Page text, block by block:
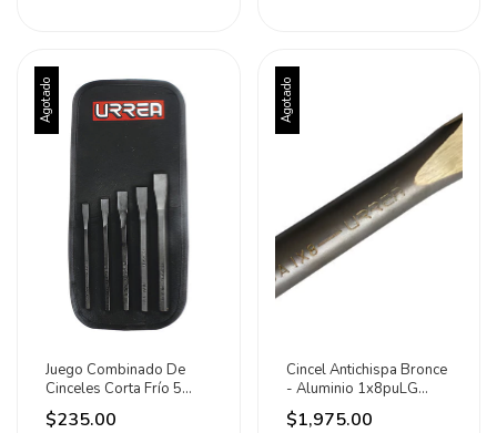
Agotado
Juego Combinado De
Cinceles Corta Frío 5
Piezas Urrea
$235.00
Agotado
Cincel Antichispa Bronce
- Aluminio 1x8puLG
Marca Urrea
$1,975.00